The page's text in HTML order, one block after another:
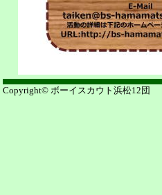
Copyright© ボーイスカウト浜松12団